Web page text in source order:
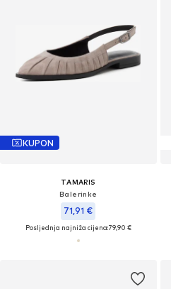
KUPON
TAMARIS
Balerinke
71,91 €
Posljednja najniža cijena:79,90 €